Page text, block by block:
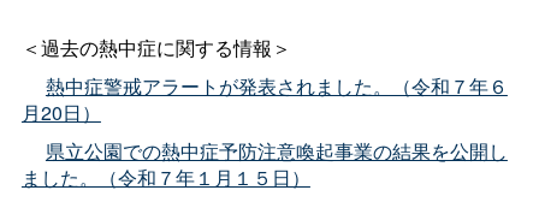
＜過去の熱中症に関する情報＞
熱中症警戒アラートが発表されました。（令和７年６
月20日）
県立公園での熱中症予防注意喚起事業の結果を公開し
ました。（令和７年１月１５日）